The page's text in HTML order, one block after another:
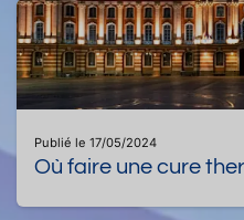
Publié le 17/05/2024
Où faire une cure